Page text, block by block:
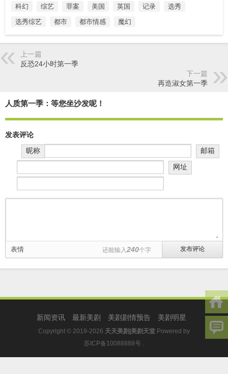
科幻
综艺 罪案 美国 英国 记录
选秀
选秀综艺
都市 都市情感 魔幻
上一篇
反恐24小时第一季
下一篇
再造淑女第一季
人质第一季：等您坐沙发呢！
发表评论
昵称
邮箱
网址
表情 还能输入 240个字
新闻资讯 最新美剧 美剧剧情预告 美剧明星
Copyright © 2019-2026 天天美剧|美剧天堂 Powered by
苏ICP备10088888号 .